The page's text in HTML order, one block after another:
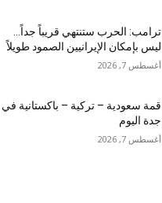
ترامب: الحرب ستنتهي قريباً جداً…
ليس بإمكان الإيرانيين الصمود طويلاً
أغسطس 7, 2026
قمة سعودية – تركية – باكستانية في
جدة اليوم
أغسطس 7, 2026